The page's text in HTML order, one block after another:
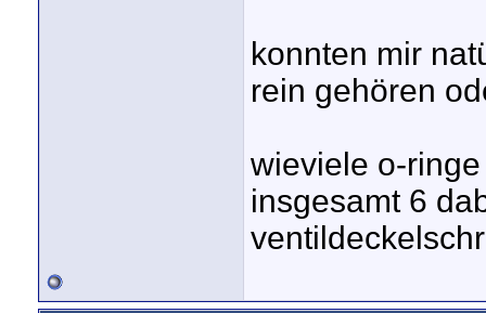
konnten mir
rein gehören
wieviele o-
insgesamt 6